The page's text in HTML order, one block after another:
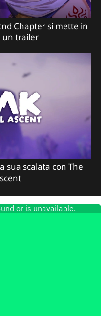
Chapter si mette in
un trailer
sua scalata con The